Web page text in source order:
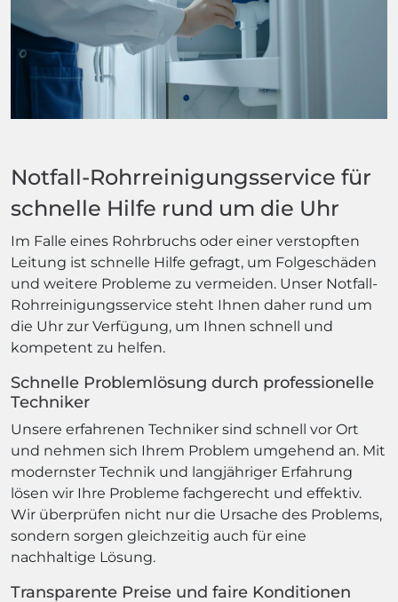
Notfall-Rohrreinigungsservice für
schnelle Hilfe rund um die Uhr
Im Falle eines Rohrbruchs oder einer verstopften
Leitung ist schnelle Hilfe gefragt, um Folgeschäden
und weitere Probleme zu vermeiden. Unser Notfall-
Rohrreinigungsservice steht Ihnen daher rund um
die Uhr zur Verfügung, um Ihnen schnell und
kompetent zu helfen.
Schnelle Problemlösung durch professionelle
Techniker
Unsere erfahrenen Techniker sind schnell vor Ort
und nehmen sich Ihrem Problem umgehend an. Mit
modernster Technik und langjähriger Erfahrung
lösen wir Ihre Probleme fachgerecht und effektiv.
Wir überprüfen nicht nur die Ursache des Problems,
sondern sorgen gleichzeitig auch für eine
nachhaltige Lösung.
Transparente Preise und faire Konditionen